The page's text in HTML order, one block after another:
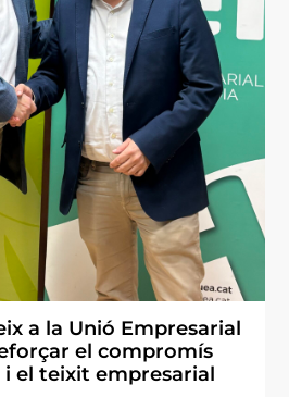
a la Unió Empresarial
el compromís
el teixit empresarial